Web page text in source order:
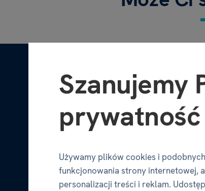
Szanujemy
prywatność
Używamy plików cookies i
funkcjonowania strony internetowej,
personalizacji treści i reklam.